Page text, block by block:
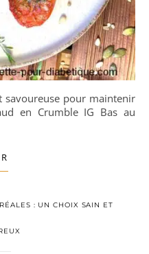
en Crumble IG Bas au
: UN CHOIX SAIN ET